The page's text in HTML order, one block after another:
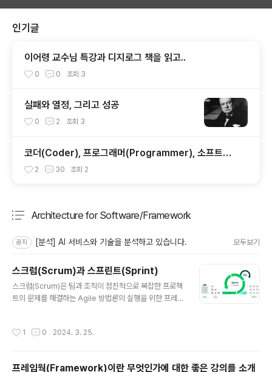
인기글
이어령 교수님 특강과 디지로그 책을 읽고..
0 0 조회 3
실패와 열정, 그리고 성공
0 2 조회 3
코더(Coder), 프로그래머(Programmer), 소프트웨
어 아키텍트(Software Architect), 그리고 구루(Gur
2 30 조회 2
Architecture for Software/Framework
공지 [분석] AI 서비스와 기술을 분석하고 있습니다. 모두보기
스크럼(Scrum)과 스프린트(Sprint)
스크럼(Scrum)은 팀과 조직이 점진적으로 복잡한 프로젝
트의 문제를 해결하는 Agile 방법론의 실행을 위한 프레임
rint)라고 합니다. 더 자세한 내용은 https://scrumguid
1 0 2024. 3. 25.
프레임웍(Framework)이란 무엇인가에 대한 좋은 강의를 소개